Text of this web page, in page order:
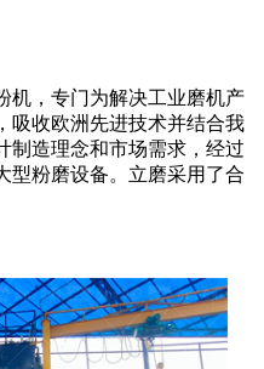
机，专门为解决工业磨机产
吸收欧洲先进技术并结合我
制造理念和市场需求，经过
型粉磨设备。立磨采用了合